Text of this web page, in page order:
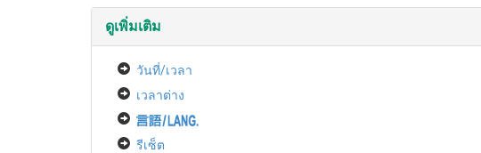
ดูเพิ่มเติม
วันที่/เวลา
เวลาต่าง
รีเซ็ต